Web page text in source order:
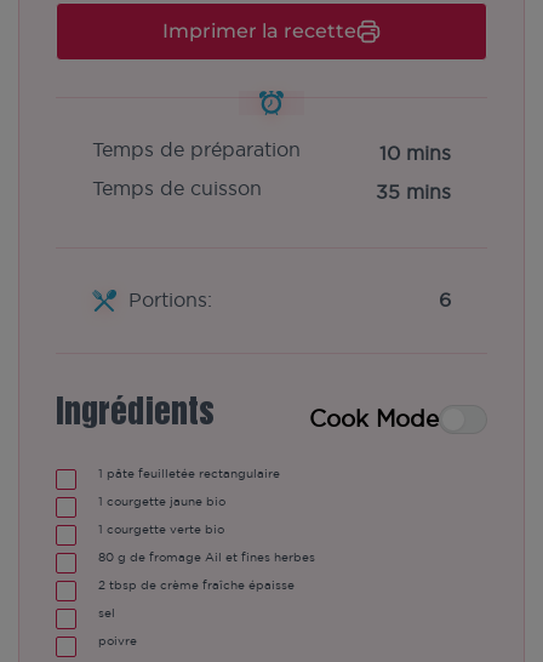
Imprimer la recette
Temps de préparation
10 mins
Temps de cuisson
35 mins
Portions: 6
Ingrédients Cook Mode
1 pâte feuilletée rectangulaire
1 courgette jaune bio
1 courgette verte bio
80 g de fromage Ail et fines herbes
2 tbsp de crème fraîche épaisse
sel
poivre